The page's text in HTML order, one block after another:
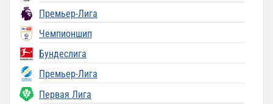
Премьер-Лига
Чемпионшип
Бундеслига
Премьер-Лига
Первая Лига